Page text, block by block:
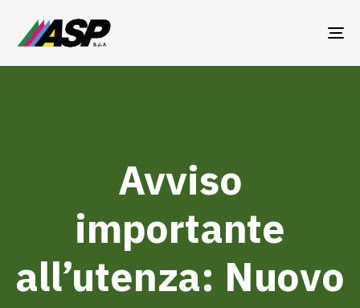
Avviso
importante
all’utenza: Nuovo